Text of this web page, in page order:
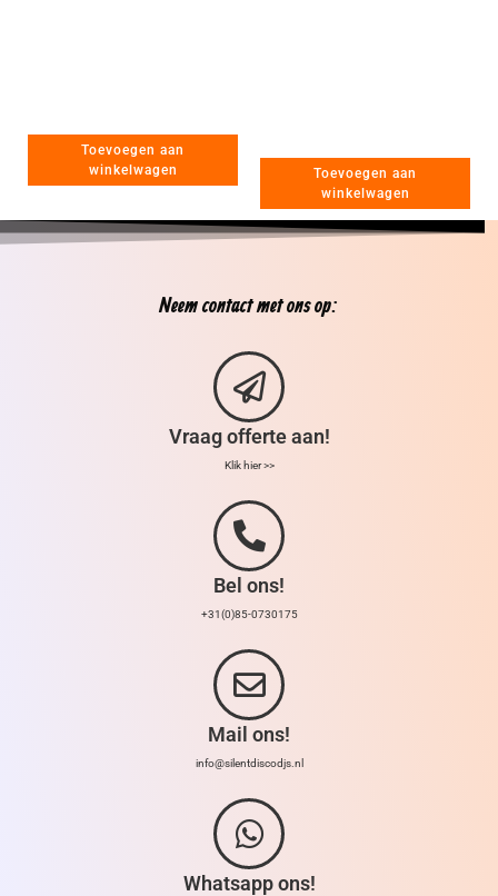
Toevoegen aan
winkelwagen
Toevoegen aan
winkelwagen
Neem contact met ons op:
Vraag offerte aan!
Klik hier >>
Bel ons!
+31(0)85-0730175
Mail ons!
info@silentdiscodjs.nl
Whatsapp ons!